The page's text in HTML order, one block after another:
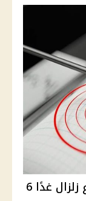
البحوث الفلكية تحسم مزاعم وقوع زلزال غدًا 6